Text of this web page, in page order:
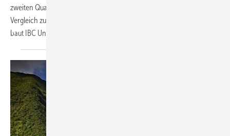
zweiten Quartal dieses Jahres um weitere drei Prozent zurück. Im
Vergleich zum Vorjahreszeitraum sanken sie um 18 Prozent. Derweil
baut IBC Ungarns größte